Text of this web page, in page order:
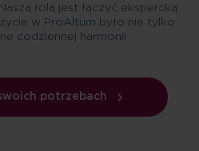
rolą jest łączyć ekspercką
w ProAltum było nie tylko
codziennej harmonii
potrzebach